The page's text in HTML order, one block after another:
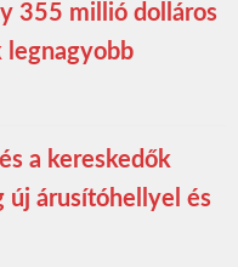
355 millió dolláros
legnagyobb
a kereskedők
új árusítóhellyel és